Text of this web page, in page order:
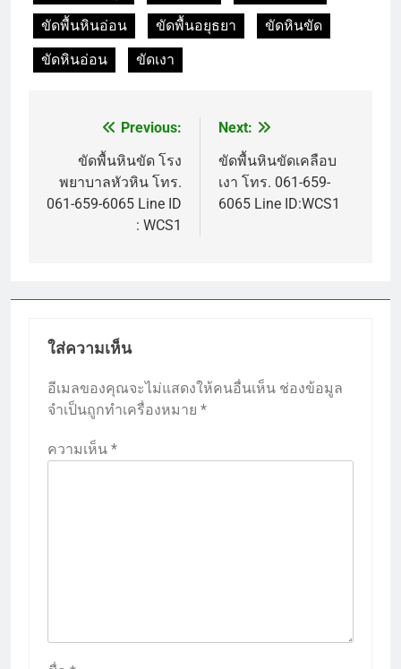
ขัดพื้นหินอ่อน
ขัดพื้นอยุธยา
ขัดหินขัด
ขัดหินอ่อน
ขัดเงา
แนะแนว
เรื่อง
Previous:
ขัดพื้นหินขัด โรง
พยาบาลหัวหิน โทร.
061-659-6065 Line ID
: WCS1
Next:
ขัดพื้นหินขัดเคลือบ
เงา โทร. 061-659-
6065 Line ID:WCS1
ใส่ความเห็น
อีเมลของคุณจะไม่แสดงให้คนอื่นเห็น ช่องข้อมูล
จำเป็นถูกทำเครื่องหมาย *
ความเห็น *